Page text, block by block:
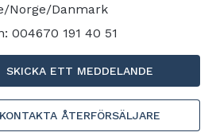
Norge/Danmark
004670 191 40 51
SKICKA ETT MEDDELANDE
KONTAKTA ÅTERFÖRSÄLJARE